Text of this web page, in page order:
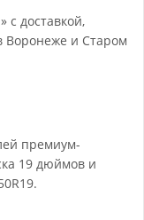
доставкой,
Воронеже и Старом
премиум-
19 дюймов и